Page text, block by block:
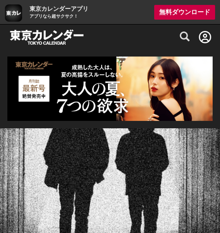
東京カレンダーアプリ
アプリなら超サクサク！
無料ダウンロード
グルメ情報・プレミアムレストラン予約